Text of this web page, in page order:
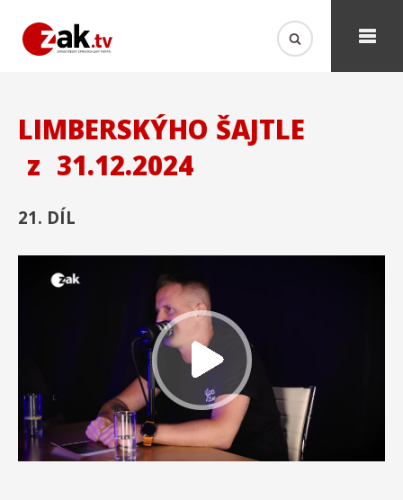
LIMBERSKÝHO ŠAJTLE
z 31.12.2024
21. DÍL